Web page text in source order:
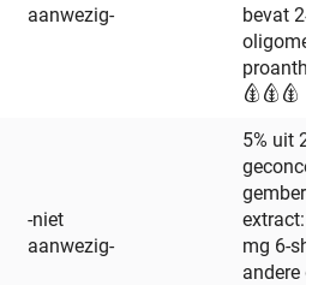
aanwezig-
bevat 24
oligomere
-niet
aanwezig-
5% uit 25
extract:
mg 6-
andere